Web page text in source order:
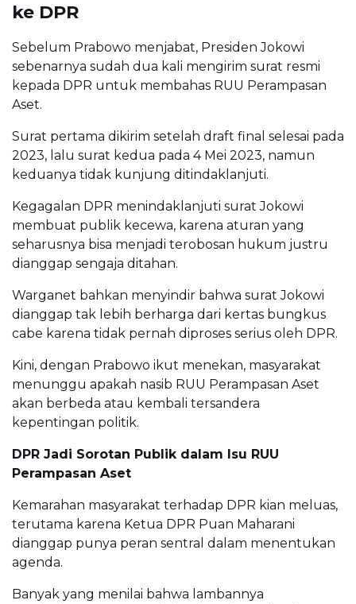
ke DPR
Sebelum Prabowo menjabat, Presiden Jokowi
sebenarnya sudah dua kali mengirim surat resmi
kepada DPR untuk membahas RUU Perampasan
Aset.
Surat pertama dikirim setelah draft final selesai pada
2023, lalu surat kedua pada 4 Mei 2023, namun
keduanya tidak kunjung ditindaklanjuti.
Kegagalan DPR menindaklanjuti surat Jokowi
membuat publik kecewa, karena aturan yang
seharusnya bisa menjadi terobosan hukum justru
dianggap sengaja ditahan.
Warganet bahkan menyindir bahwa surat Jokowi
dianggap tak lebih berharga dari kertas bungkus
cabe karena tidak pernah diproses serius oleh DPR.
Kini, dengan Prabowo ikut menekan, masyarakat
menunggu apakah nasib RUU Perampasan Aset
akan berbeda atau kembali tersandera
kepentingan politik.
DPR Jadi Sorotan Publik dalam Isu RUU
Perampasan Aset
Kemarahan masyarakat terhadap DPR kian meluas,
terutama karena Ketua DPR Puan Maharani
dianggap punya peran sentral dalam menentukan
agenda.
Banyak yang menilai bahwa lambannya